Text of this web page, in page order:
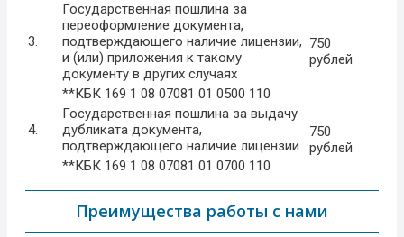
3.
Государственная пошлина за
переоформление документа,
подтверждающего наличие лицензии,
и (или) приложения к такому
документу в других случаях
750
рублей
**КБК 169 1 08 07081 01 0500 110
4.
Государственная пошлина за выдачу
дубликата документа,
подтверждающего наличие лицензии
750
рублей
**КБК 169 1 08 07081 01 0700 110
Преимущества работы с нами